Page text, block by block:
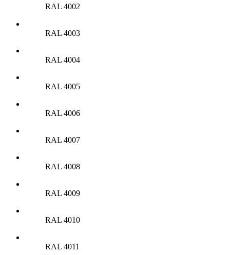
RAL 4002
RAL 4003
RAL 4004
RAL 4005
RAL 4006
RAL 4007
RAL 4008
RAL 4009
RAL 4010
RAL 4011